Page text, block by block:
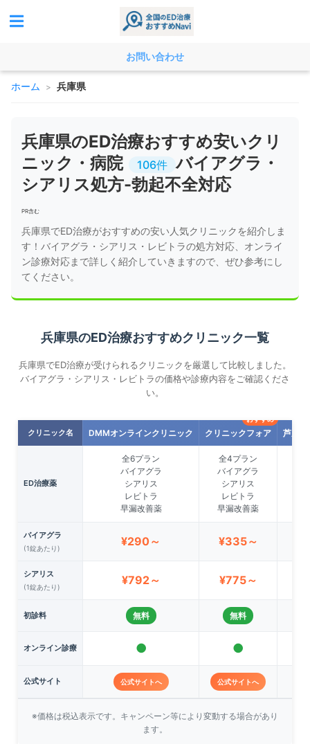
お問い合わせ
ホーム > 兵庫県
兵庫県のED治療おすすめ安いクリ
ニック・病院
106件 バイアグラ・
シアリス処方-勃起不全対応
PR含む
兵庫県でED治療がおすすめの安い人気クリニックを紹介しま
す！バイアグラ・シアリス・レビトラの処方対応、オンライ
ン診療対応まで詳しく紹介していきますので、ぜひ参考にし
てください。
兵庫県のED治療おすすめクリニック一覧
兵庫県でED治療が受けられるクリニックを厳選して比較しました。
バイアグラ・シアリス・レビトラの価格や診療内容をご確認くださ
い。
クリニック名
おすすめ
DMMオンラインクリニック
おすすめ
クリニックフォア 芦屋三
ED治療薬
全6プラン
バイアグラ
シアリス
レビトラ
早漏改善薬
全4プラン
バイアグラ
シアリス
レビトラ
早漏改善薬
バイアグラ
(1錠あたり) ¥290～ ¥335～
シアリス
(1錠あたり) ¥792～ ¥775～
初診料 無料 無料
オンライン診療 ● ●
公式サイト 公式サイトへ 公式サイトへ
※価格は税込表示です。キャンペーン等により変動する場合があり
ます。